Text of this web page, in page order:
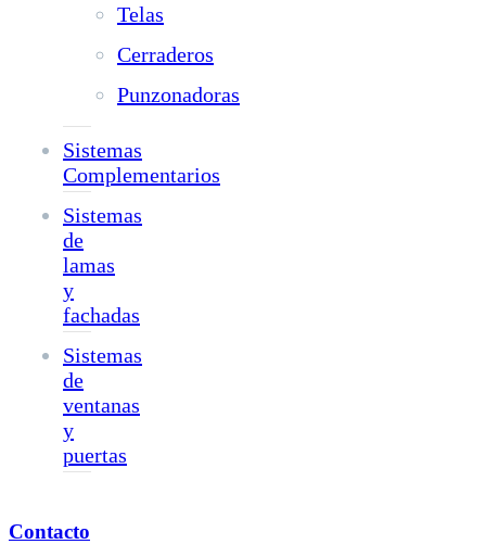
Telas
Cerraderos
Punzonadoras
Sistemas
Complementarios
Sistemas
de
lamas
y
fachadas
Sistemas
de
ventanas
y
puertas
Contacto